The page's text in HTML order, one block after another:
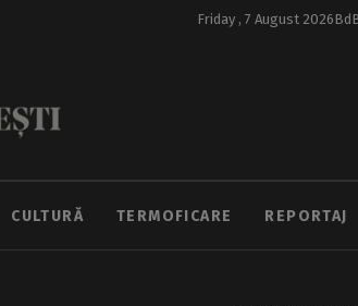
Friday , 7 August 2026
CULTURĂ TERMOFICARE REPORTAJ